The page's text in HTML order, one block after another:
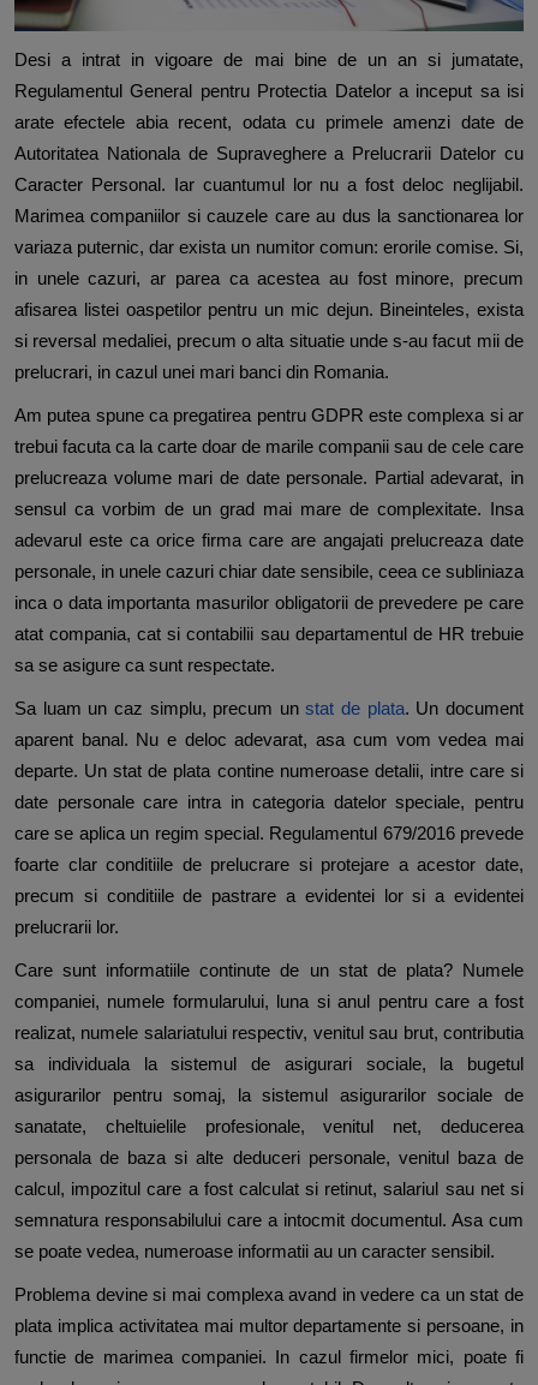
Desi a intrat in vigoare de mai bine de un an si jumatate,
Regulamentul General pentru Protectia Datelor a inceput sa isi
arate efectele abia recent, odata cu primele amenzi date de
Autoritatea Nationala de Supraveghere a Prelucrarii Datelor cu
Caracter Personal. Iar cuantumul lor nu a fost deloc neglijabil.
Marimea companiilor si cauzele care au dus la sanctionarea lor
variaza puternic, dar exista un numitor comun: erorile comise. Si,
in unele cazuri, ar parea ca acestea au fost minore, precum
afisarea listei oaspetilor pentru un mic dejun. Bineinteles, exista
si reversal medaliei, precum o alta situatie unde s-au facut mii de
prelucrari, in cazul unei mari banci din Romania.
Am putea spune ca pregatirea pentru GDPR este complexa si ar
trebui facuta ca la carte doar de marile companii sau de cele care
prelucreaza volume mari de date personale. Partial adevarat, in
sensul ca vorbim de un grad mai mare de complexitate. Insa
adevarul este ca orice firma care are angajati prelucreaza date
personale, in unele cazuri chiar date sensibile, ceea ce subliniaza
inca o data importanta masurilor obligatorii de prevedere pe care
atat compania, cat si contabilii sau departamentul de HR trebuie
sa se asigure ca sunt respectate.
Sa luam un caz simplu, precum un stat de plata. Un document
aparent banal. Nu e deloc adevarat, asa cum vom vedea mai
departe. Un stat de plata contine numeroase detalii, intre care si
date personale care intra in categoria datelor speciale, pentru
care se aplica un regim special. Regulamentul 679/2016 prevede
foarte clar conditiile de prelucrare si protejare a acestor date,
precum si conditiile de pastrare a evidentei lor si a evidentei
prelucrarii lor.
Care sunt informatiile continute de un stat de plata? Numele
companiei, numele formularului, luna si anul pentru care a fost
realizat, numele salariatului respectiv, venitul sau brut, contributia
sa individuala la sistemul de asigurari sociale, la bugetul
asigurarilor pentru somaj, la sistemul asigurarilor sociale de
sanatate, cheltuielile profesionale, venitul net, deducerea
personala de baza si alte deduceri personale, venitul baza de
calcul, impozitul care a fost calculat si retinut, salariul sau net si
semnatura responsabilului care a intocmit documentul. Asa cum
se poate vedea, numeroase informatii au un caracter sensibil.
Problema devine si mai complexa avand in vedere ca un stat de
plata implica activitatea mai multor departamente si persoane, in
functie de marimea companiei. In cazul firmelor mici, poate fi